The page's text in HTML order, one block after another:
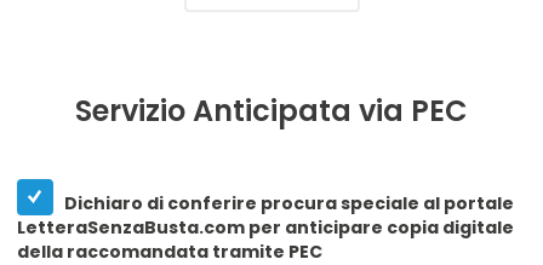
Servizio Anticipata via PEC
Dichiaro di conferire procura speciale al portale
LetteraSenzaBusta.com per anticipare copia digitale
della raccomandata tramite PEC